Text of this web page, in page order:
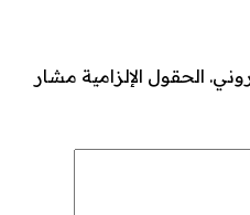
الحقول الإلزامية مشار